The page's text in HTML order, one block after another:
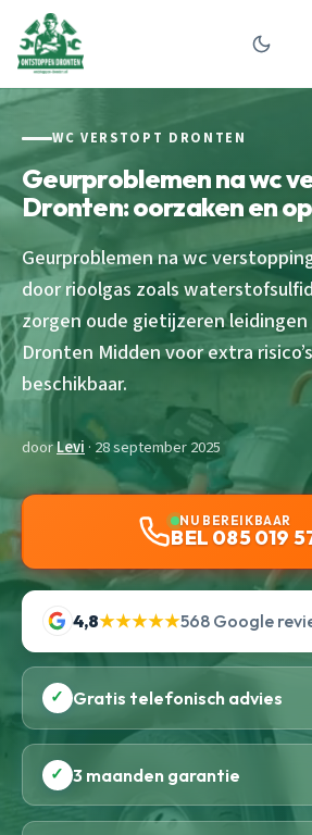
WC VERSTOPT DRONTEN
Geurproblemen na wc
Dronten: oorzaken en
Geurproblemen na wc
door rioolgas zoals
zorgen oude gietijzeren
Dronten Midden voor extra
beschikbaar.
doorLevi · 28 september 2025
NU BEREIKBAAR
BEL 085 019
4,8★★★★★568 Google
✓ Gratis telefonisch advies
✓ 3 maanden garantie